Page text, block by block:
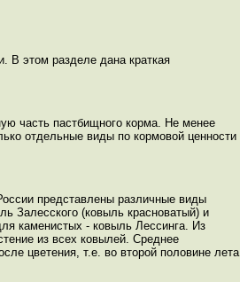
В этом разделе дана краткая
часть пастбищного корма. Не менее
отдельные виды по кормовой ценности
представлены различные виды
Залесского (ковыль красноватый) и
каменистых - ковыль Лессинга. Из
из всех ковылей. Среднее
цветения, т.е. во второй половине лета